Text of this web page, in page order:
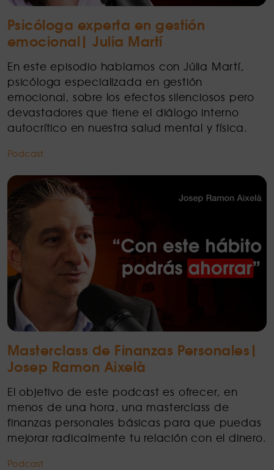
Psicóloga experta en gestión
emocional| Julia Martí
En este episodio hablamos con Júlia Martí,
psicóloga especializada en gestión
emocional, sobre los efectos silenciosos pero
devastadores que tiene el diálogo interno
autocrítico en nuestra salud mental y física.
Podcast
Masterclass de Finanzas Personales|
Josep Ramon Aixelà
El objetivo de este podcast es ofrecer, en
menos de una hora, una masterclass de
finanzas personales básicas para que puedas
mejorar radicalmente tu relación con el dinero.
Podcast